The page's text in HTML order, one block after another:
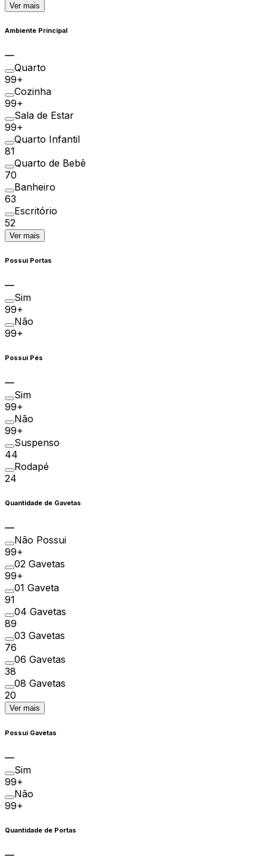
Ver mais
Ambiente Principal
Quarto
99+
Cozinha
99+
Sala de Estar
99+
Quarto Infantil
81
Quarto de Bebê
70
Banheiro
63
Escritório
52
Ver mais
Possui Portas
Sim
99+
Não
99+
Possui Pés
Sim
99+
Não
99+
Suspenso
44
Rodapé
24
Quantidade de Gavetas
Não Possui
99+
02 Gavetas
99+
01 Gaveta
91
04 Gavetas
89
03 Gavetas
76
06 Gavetas
38
08 Gavetas
20
Ver mais
Possui Gavetas
Sim
99+
Não
99+
Quantidade de Portas